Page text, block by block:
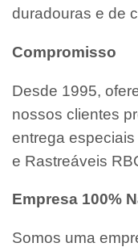
duradouras e de
Compromisso
Desde 1995,
nossos clientes
entrega
e Rastreáveis
Empresa 100%
Somos uma